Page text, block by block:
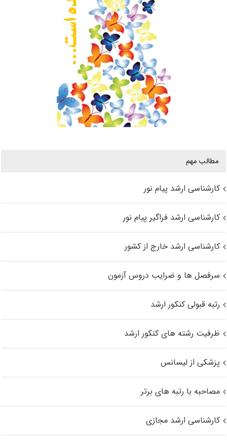
مطالب مهم
کارشناسی ارشد پیام نور
کارشناسی ارشد فراگیر پیام نور
کارشناسی ارشد خارج از کشور
سرفصل ها و ضرایب دروس آزمون
رتبه قبولی کنکور ارشد
ظرفیت رشته های کنکور ارشد
پزشکی از لیسانس
مصاحبه با رتبه های برتر
کارشناسی ارشد مجازی